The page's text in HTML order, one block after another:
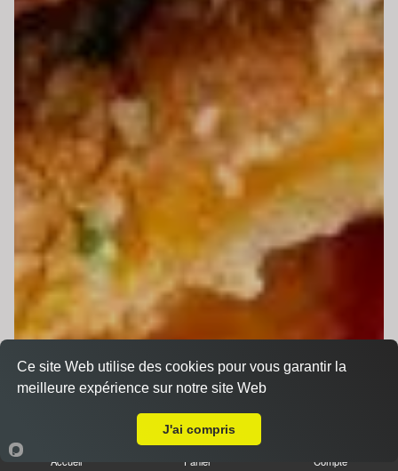
Accueil Panier Compte
Ce site Web utilise des cookies pour vous garantir la
meilleure expérience sur notre site Web
J'ai compris